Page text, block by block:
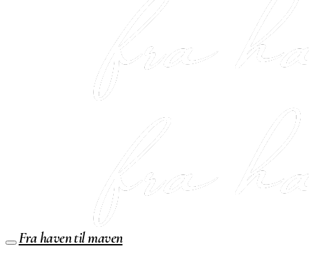
Fra haven til maven